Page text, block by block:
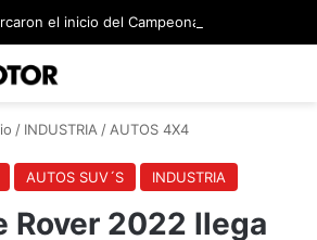
/ INDUSTRIA/AUTOS 4X4
AUTOS SUV´S INDUSTRIA
Rover 2022 llega